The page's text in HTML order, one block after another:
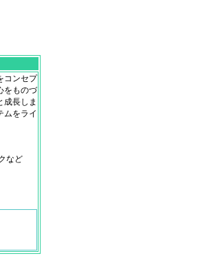
コンセプ
をものづ
成長しま
ムをライ
など